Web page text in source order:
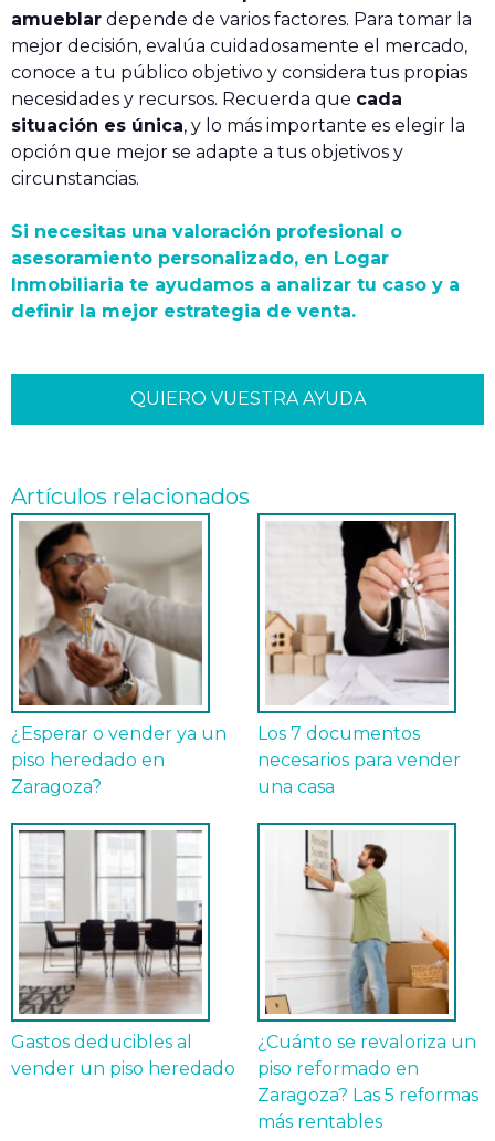
amueblar depende de varios factores. Para tomar la
mejor decisión, evalúa cuidadosamente el mercado,
conoce a tu público objetivo y considera tus propias
necesidades y recursos. Recuerda que cada
situación es única, y lo más importante es elegir la
opción que mejor se adapte a tus objetivos y
circunstancias.
Si necesitas una valoración profesional o
asesoramiento personalizado, en Logar
Inmobiliaria te ayudamos a analizar tu caso y a
definir la mejor estrategia de venta.
QUIERO VUESTRA AYUDA
Artículos relacionados
¿Esperar o vender ya un
piso heredado en
Zaragoza?
Los 7 documentos
necesarios para vender
una casa
Gastos deducibles al
vender un piso heredado
¿Cuánto se revaloriza un
piso reformado en
Zaragoza? Las 5 reformas
más rentables